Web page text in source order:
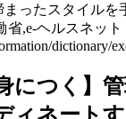
ったスタイルを
省,e-ヘルスネット
dictionary/
につく】
ィネート